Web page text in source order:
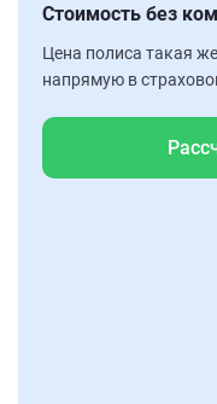
Стоимость без
Цена полиса такая
напрямую в